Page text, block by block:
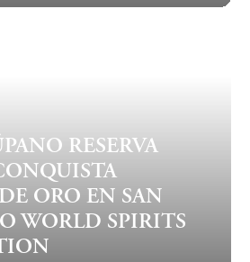
RESERVA
ORO EN SAN
WORLD SPIRITS